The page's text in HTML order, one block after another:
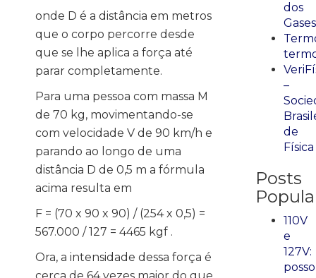
onde D é a distância em metros
que o corpo percorre desde
que se lhe aplica a força até
parar completamente.
Para uma pessoa com massa M
de 70 kg, movimentando-se
com velocidade V de 90 km/h e
parando ao longo de uma
distância D de 0,5 m a fórmula
acima resulta em
F = (70 x 90 x 90) / (254 x 0,5) =
567.000 / 127 = 4465 kgf .
Ora, a intensidade dessa força é
dos
Gases
–
de
Física
Posts
110V
e
127V:
posso